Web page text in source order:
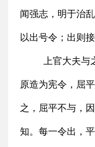
闻强志，明于治
以出号令；出则
上官大夫与
原造为宪令，屈
之，屈平不与，
知。每一令出，